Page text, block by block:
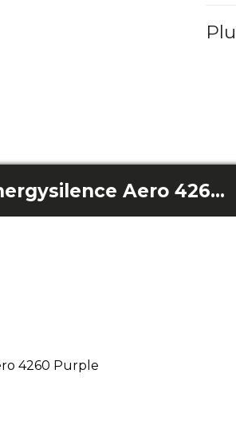
Lot de 5 lames Energysilence Aero 4260 violettes
4260 Purple